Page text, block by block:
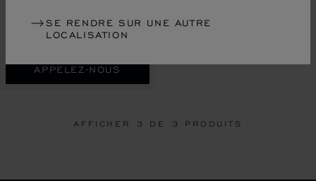
SE RENDRE SUR UNE AUTRE
LOCALISATION
DIAMANTS
APPELEZ-NOUS
AFFICHER 3 DE 3 PRODUITS